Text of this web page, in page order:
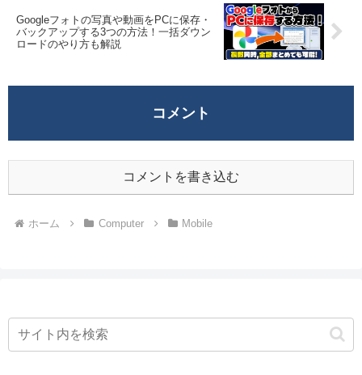
Googleフォトの写真や動画をPCに保存・
バックアップする3つの方法！一括ダウン
ロードのやり方も解説
コメント
コメントを書き込む
ホーム Computer Mobile